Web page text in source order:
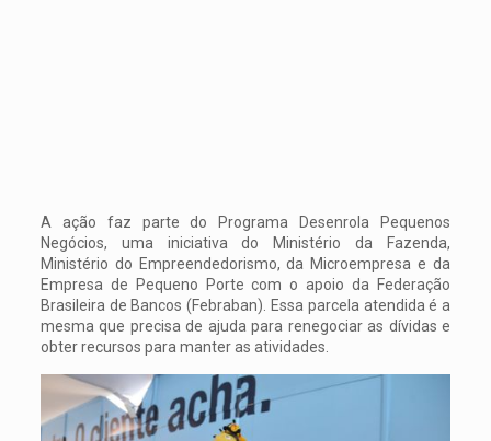
A ação faz parte do Programa Desenrola Pequenos
Negócios, uma iniciativa do Ministério da Fazenda,
Ministério do Empreendedorismo, da Microempresa e da
Empresa de Pequeno Porte com o apoio da Federação
Brasileira de Bancos (Febraban). Essa parcela atendida é a
mesma que precisa de ajuda para renegociar as dívidas e
obter recursos para manter as atividades.